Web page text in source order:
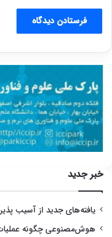
خبر جدید
یافته‌های جدید از آسیب
هوش‌مصنوعی چگونه عملیات